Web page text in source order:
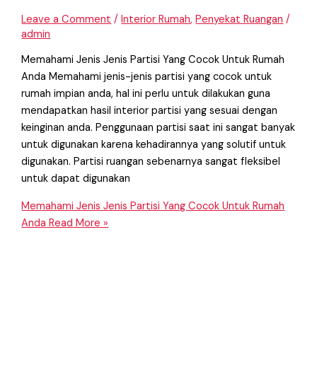
Leave a Comment /Interior Rumah,Penyekat Ruangan /
admin
Memahami Jenis Jenis Partisi Yang Cocok Untuk Rumah
Anda Memahami jenis-jenis partisi yang cocok untuk
rumah impian anda, hal ini perlu untuk dilakukan guna
mendapatkan hasil interior partisi yang sesuai dengan
keinginan anda. Penggunaan partisi saat ini sangat banyak
untuk digunakan karena kehadirannya yang solutif untuk
digunakan. Partisi ruangan sebenarnya sangat fleksibel
untuk dapat digunakan
Memahami Jenis Jenis Partisi Yang Cocok Untuk Rumah
Anda Read More »